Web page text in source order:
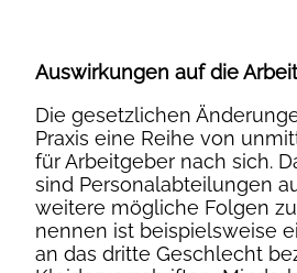
Auswirkungen auf die
Die gesetzlichen
Praxis eine Reihe von
für Arbeitgeber nach sich.
sind Personalabteilungen
weitere mögliche Folgen
nennen ist beispielsweise
an das dritte Geschlecht